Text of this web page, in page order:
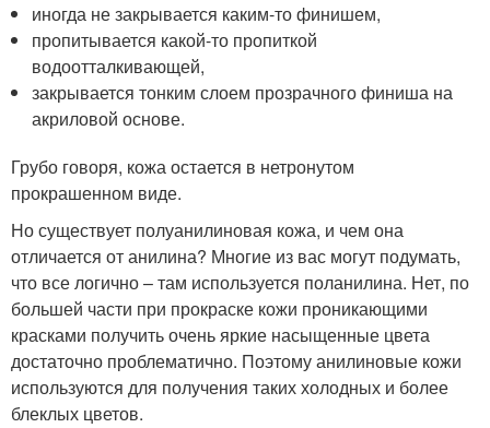
иногда не закрывается каким-то финишем,
пропитывается какой-то пропиткой
водоотталкивающей,
закрывается тонким слоем прозрачного финиша на
акриловой основе.
Грубо говоря, кожа остается в нетронутом
прокрашенном виде.
Но существует полуанилиновая кожа, и чем она
отличается от анилина? Многие из вас могут подумать,
что все логично – там используется поланилина. Нет, по
большей части при прокраске кожи проникающими
красками получить очень яркие насыщенные цвета
достаточно проблематично. Поэтому анилиновые кожи
используются для получения таких холодных и более
блеклых цветов.